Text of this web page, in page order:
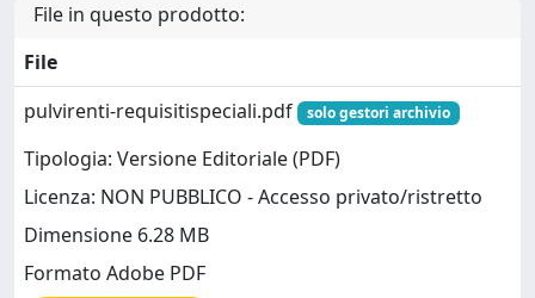
File in questo prodotto:
File
pulvirenti-requisitispeciali.pdf
solo gestori archivio
Tipologia: Versione Editoriale (PDF)
Licenza: NON PUBBLICO - Accesso privato/ristretto
Dimensione 6.28 MB
Formato Adobe PDF